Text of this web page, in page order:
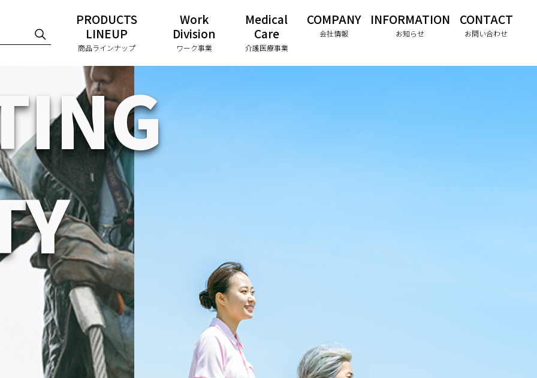
PRODUCTS
LINEUP
商品ラインナップ
Work
Division
ワーク事業
Medical
Care
介護医療事業
COMPANY
会社情報
INFORMATION
お知らせ
CONTACT
お問い合わせ
ING
Y